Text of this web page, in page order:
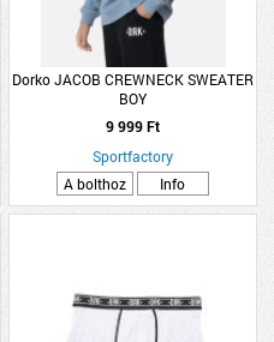
Dorko JACOB CREWNECK SWEATER
BOY
9 999 Ft
Sportfactory
A bolthoz
Info